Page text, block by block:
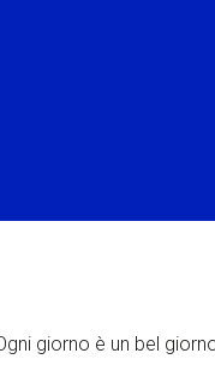
giorno è un bel